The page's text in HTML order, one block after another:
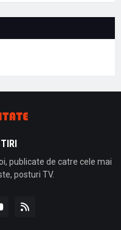
publicate de catre cele mai
posturi TV.